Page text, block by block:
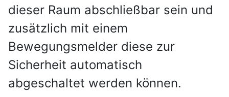
dieser Raum abschließbar sein und
zusätzlich mit einem
Bewegungsmelder diese zur
Sicherheit automatisch
abgeschaltet werden können.